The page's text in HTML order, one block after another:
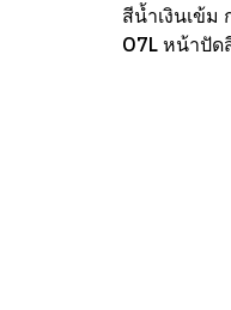
สีน้ำเงินเข้
07L หน้าปัด